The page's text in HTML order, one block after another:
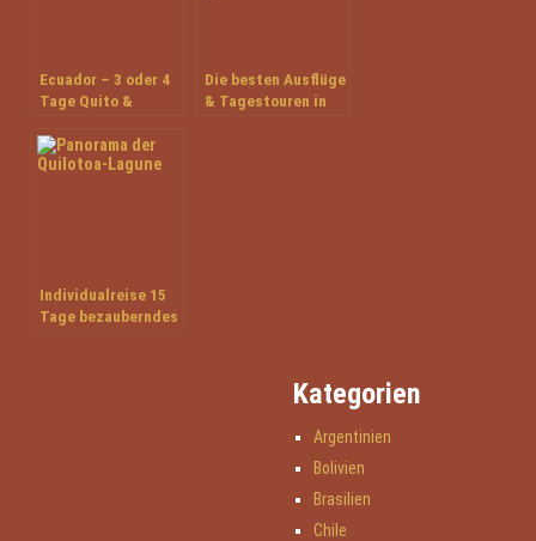
Ecuador – 3 oder 4
Tage Quito &
Die besten Ausflüge
& Tagestouren in
Individualreise 15
Tage bezauberndes
Kategorien
Argentinien
Bolivien
Brasilien
Chile